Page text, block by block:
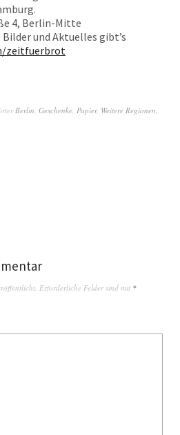
4, Berlin-Mitte
Bilder und Aktuelles gibt’s
zeitfuerbrot
Berlin, Geschenke, Papier, Weitere Regionen,
Erforderliche Felder sind mit *